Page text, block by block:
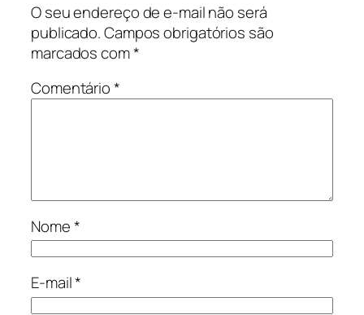
O seu endereço de e-mail não será
publicado.Campos obrigatórios são
marcados com*
Comentário*
Nome*
E-mail*